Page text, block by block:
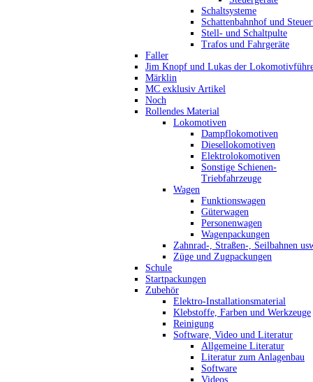
Schaltsysteme
Schattenbahnhof und
Stell- und Schaltpulte
Trafos und Fahrgeräte
Faller
Jim Knopf und Lukas der
Märklin
MC exklusiv Artikel
Noch
Rollendes Material
Lokomotiven
Dampflokomotiven
Diesellokomotiven
Elektrolokomotiven
Sonstige Schienen-
Triebfahrzeuge
Wagen
Funktionswagen
Güterwagen
Personenwagen
Wagenpackungen
Zahnrad-, Straßen-, Seilbahnen
Züge und Zugpackungen
Schule
Startpackungen
Zubehör
Elektro-Installationsmaterial
Klebstoffe, Farben und Werkzeuge
Reinigung
Software, Video und Literatur
Allgemeine Literatur
Literatur zum Anlagenbau
Software
Videos